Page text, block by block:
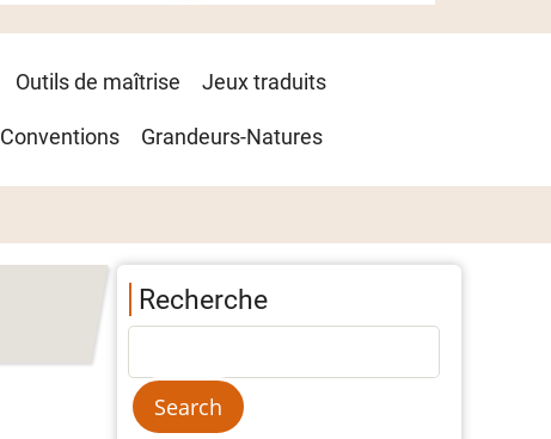
Outils de maîtrise Jeux traduits
Conventions Grandeurs-Natures
Recherche